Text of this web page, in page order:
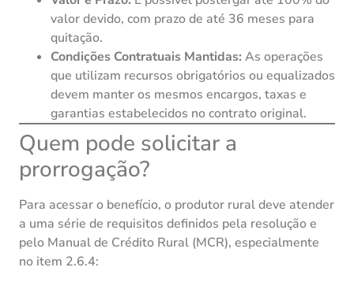
valor devido, com prazo de até 36 meses para
quitação.
Condições Contratuais Mantidas: As operações
que utilizam recursos obrigatórios ou equalizados
devem manter os mesmos encargos, taxas e
garantias estabelecidos no contrato original.
Quem pode solicitar a
prorrogação?
Para acessar o benefício, o produtor rural deve atender
a uma série de requisitos definidos pela resolução e
pelo Manual de Crédito Rural (MCR), especialmente
no item 2.6.4: